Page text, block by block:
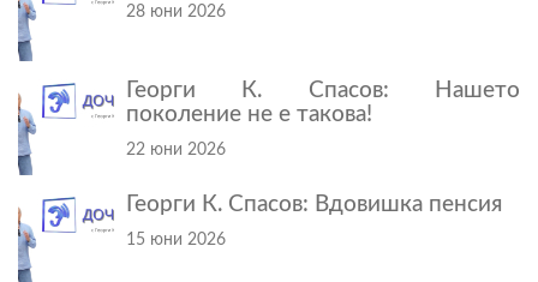
28 юни 2026
Георги К. Спасов: Нашето
поколение не е такова!
22 юни 2026
Георги К. Спасов: Вдовишка пенсия
15 юни 2026